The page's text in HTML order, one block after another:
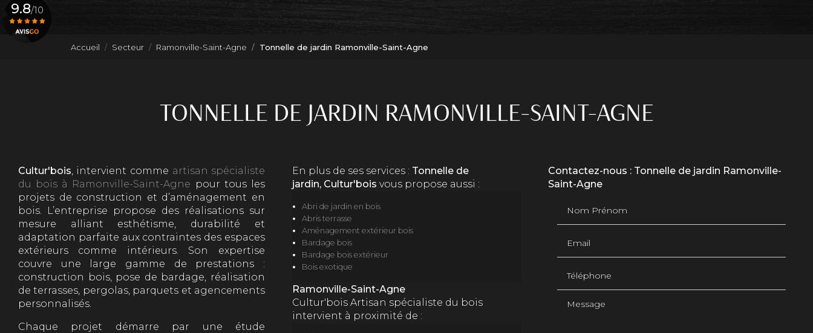
9.8/10
Accueil Secteur Ramonville-Saint-Agne Tonnelle de jardin Ramonville-Saint-Agne
TONNELLE DE JARDIN RAMONVILLE-SAINT-AGNE
Cultur'bois, intervient comme artisan spécialiste
du bois à Ramonville-Saint-Agne pour tous les
projets de construction et d’aménagement en
bois. L’entreprise propose des réalisations sur
mesure alliant esthétisme, durabilité et
adaptation parfaite aux contraintes des espaces
extérieurs comme intérieurs. Son expertise
couvre une large gamme de prestations :
construction bois, pose de bardage, réalisation
de terrasses, pergolas, parquets et agencements
personnalisés.
Chaque projet démarre par une étude
En plus de ses services : Tonnelle de
jardin, Cultur'bois vous propose aussi :
Abri de jardin en bois
Abris terrasse
Aménagement extérieur bois
Bardage bois
Bardage bois extérieur
Bois exotique
Ramonville-Saint-Agne
Cultur'bois Artisan spécialiste du bois
intervient à proximité de :
Contactez-nous : Tonnelle de jardin Ramonville-
Saint-Agne
Message